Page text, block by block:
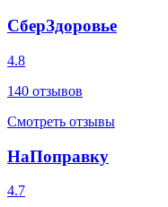
СберЗдоровье
4.8
140 отзывов
Смотреть отзывы
НаПоправку
4.7